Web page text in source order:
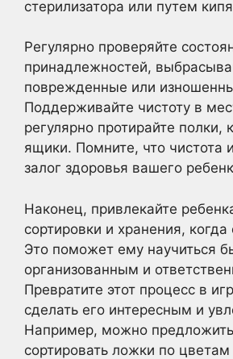
стерилизатора или путем
Регулярно проверяйте
принадлежностей,
поврежденные или
Поддерживайте чистоту в
регулярно протирайте полки,
ящики. Помните, что чистота
залог здоровья вашего
Наконец, привлекайте
сортировки и хранения, когда
Это поможет ему научиться
организованным и
Превратите этот процесс в
сделать его интересным и
Например, можно
сортировать ложки по цветам